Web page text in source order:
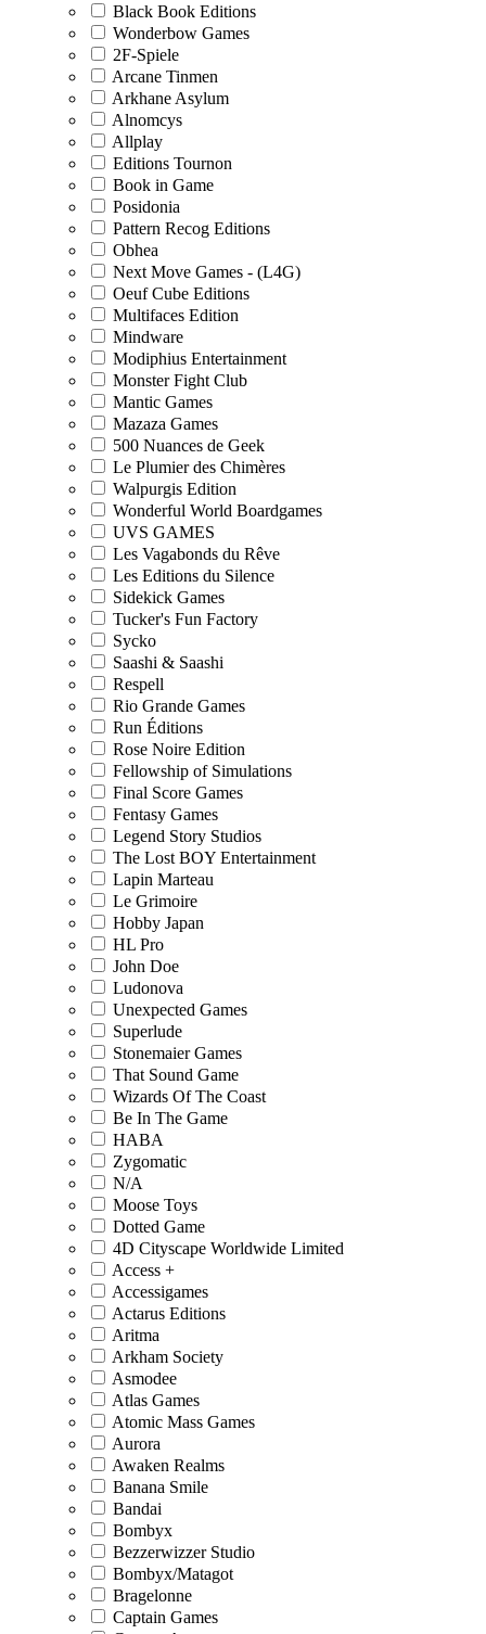
Black Book Editions
Wonderbow Games
2F-Spiele
Arcane Tinmen
Arkhane Asylum
Alnomcys
Allplay
Editions Tournon
Book in Game
Posidonia
Pattern Recog Editions
Obhea
Next Move Games - (L4G)
Oeuf Cube Editions
Multifaces Edition
Mindware
Modiphius Entertainment
Monster Fight Club
Mantic Games
Mazaza Games
500 Nuances de Geek
Le Plumier des Chimères
Walpurgis Edition
Wonderful World Boardgames
UVS GAMES
Les Vagabonds du Rêve
Les Editions du Silence
Sidekick Games
Tucker's Fun Factory
Sycko
Saashi & Saashi
Respell
Rio Grande Games
Run Éditions
Rose Noire Edition
Fellowship of Simulations
Final Score Games
Fentasy Games
Legend Story Studios
The Lost BOY Entertainment
Lapin Marteau
Le Grimoire
Hobby Japan
HL Pro
John Doe
Ludonova
Unexpected Games
Superlude
Stonemaier Games
That Sound Game
Wizards Of The Coast
Be In The Game
HABA
Zygomatic
N/A
Moose Toys
Dotted Game
4D Cityscape Worldwide Limited
Access +
Accessigames
Actarus Editions
Aritma
Arkham Society
Asmodee
Atlas Games
Atomic Mass Games
Aurora
Awaken Realms
Banana Smile
Bandai
Bombyx
Bezzerwizzer Studio
Bombyx/Matagot
Bragelonne
Captain Games